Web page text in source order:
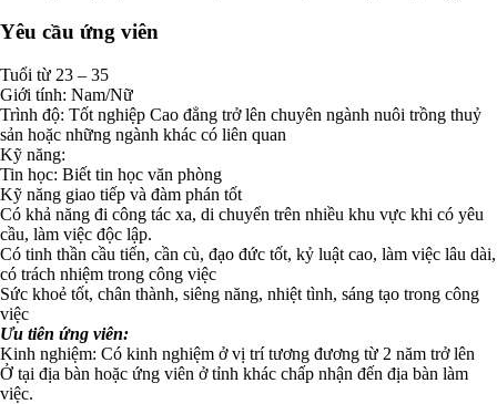
Yêu cầu ứng viên
Tuổi từ 23 – 35
Giới tính: Nam/Nữ
Trình độ: Tốt nghiệp Cao đẳng trở lên chuyên ngành nuôi trồng thuỷ
sản hoặc những ngành khác có liên quan
Kỹ năng:
Tin học: Biết tin học văn phòng
Kỹ năng giao tiếp và đàm phán tốt
Có khả năng đi công tác xa, di chuyển trên nhiều khu vực khi có yêu
cầu, làm việc độc lập.
Có tinh thần cầu tiến, cần cù, đạo đức tốt, kỷ luật cao, làm việc lâu dài,
có trách nhiệm trong công việc
Sức khoẻ tốt, chân thành, siêng năng, nhiệt tình, sáng tạo trong công
việc
Ưu tiên ứng viên:
Kinh nghiệm: Có kinh nghiệm ở vị trí tương đương từ 2 năm trở lên
Ở tại địa bàn hoặc ứng viên ở tỉnh khác chấp nhận đến địa bàn làm
việc.